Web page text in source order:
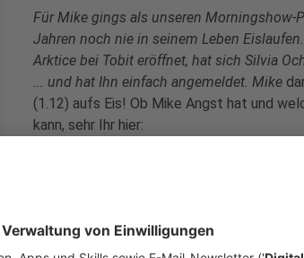
Für Mike gings als unseren Morningshow-
Jahren noch nie in seinem Leben
Arktice bei Tobit eröffnet, hat sich Silvia
... und hat Ihn einfach angemeldet. Mike
(1.12) aufs Eis! Ob Mike Angst hat und
kann, sehr Ihr hier: